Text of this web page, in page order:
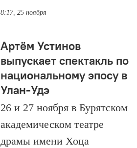
8:17, 25 ноября
Артём Устинов
выпускает спектакль по
национальному эпосу в
Улан-Удэ
26 и 27 ноября в Бурятском
академическом театре
драмы имени Хоца